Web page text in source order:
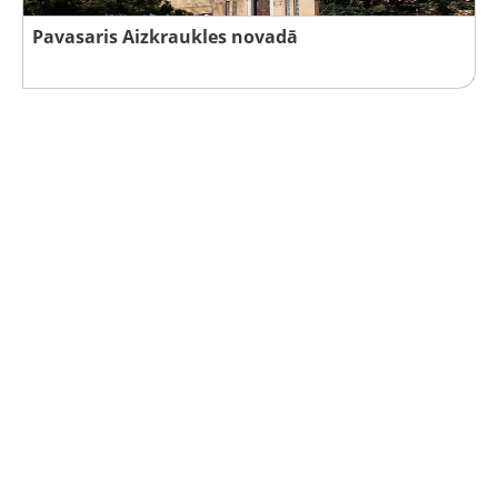
Pavasaris Aizkraukles novadā